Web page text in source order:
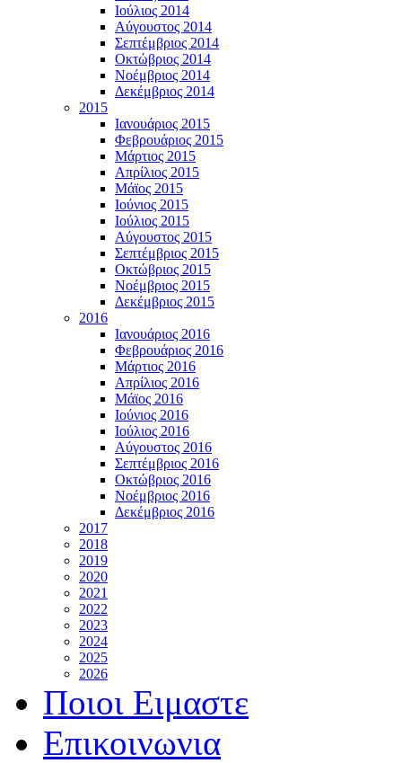
Ιούλιος 2014
Αύγουστος 2014
Σεπτέμβριος 2014
Οκτώβριος 2014
Νοέμβριος 2014
Δεκέμβριος 2014
2015
Ιανουάριος 2015
Φεβρουάριος 2015
Μάρτιος 2015
Απρίλιος 2015
Μάϊος 2015
Ιούνιος 2015
Ιούλιος 2015
Αύγουστος 2015
Σεπτέμβριος 2015
Οκτώβριος 2015
Νοέμβριος 2015
Δεκέμβριος 2015
2016
Ιανουάριος 2016
Φεβρουάριος 2016
Μάρτιος 2016
Απρίλιος 2016
Μάϊος 2016
Ιούνιος 2016
Ιούλιος 2016
Αύγουστος 2016
Σεπτέμβριος 2016
Οκτώβριος 2016
Νοέμβριος 2016
Δεκέμβριος 2016
2017
2018
2019
2020
2021
2022
2023
2024
2025
2026
Ποιοι Ειμαστε
Επικοινωνια